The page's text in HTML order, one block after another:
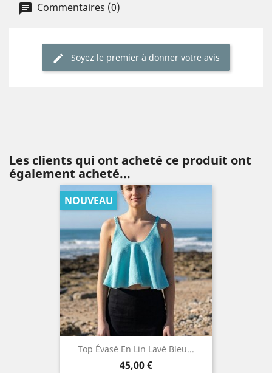
Commentaires (0)
Soyez le premier à donner votre avis
Les clients qui ont acheté ce produit ont
également acheté...
Top Évasé En Lin Lavé Bleu...
Prix
45,00 €
NOUVEAU